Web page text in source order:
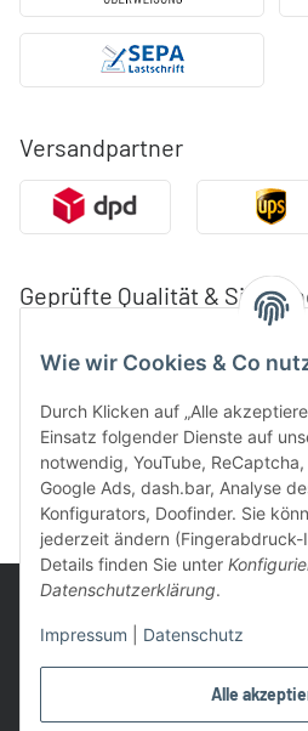
Alle
Wie wir Cookies & Co
Durch Klicken auf „Alle
Einsatz folgender Dienste auf
notwendig, YouTube,
Google Ads, dash.bar, Analyse
Konfigurators, Doofinder. Sie
jederzeit ändern
Details finden Sie unter
Datenschutzerklärung.
Impressum Datenschutz
Versandpartner
Geprüfte Qualität &
UVP: Ist die unverbindliche